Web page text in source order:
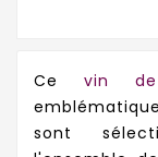
Ce vin de
sont